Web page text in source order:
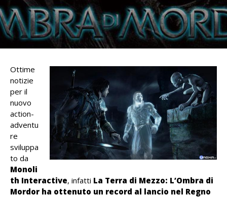
Ottime
notizie
per il
nuovo
action-
adventu
re
sviluppa
to da
Monoli
th Interactive, infatti La Terra di Mezzo: L’Ombra di
Mordor ha ottenuto un record al lancio nel Regno